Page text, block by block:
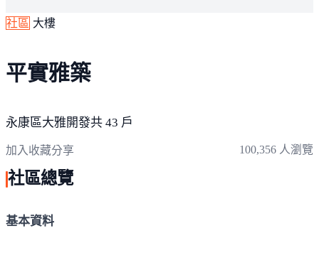
社區 大樓
平實雅築
永康區大雅開發共 43 戶
加入收藏分享 100,356 人瀏覽
社區總覽
基本資料